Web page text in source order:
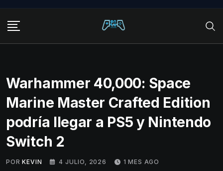
content
Warhammer 40,000: Space
Marine Master Crafted Edition
podría llegar a PS5 y Nintendo
Switch 2
POR KEVIN 4 JULIO, 2026 1 MES AGO